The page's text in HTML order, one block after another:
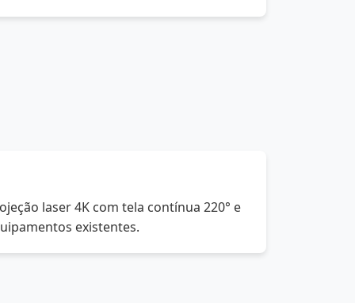
laser 4K com tela contínua 220° e
existentes.